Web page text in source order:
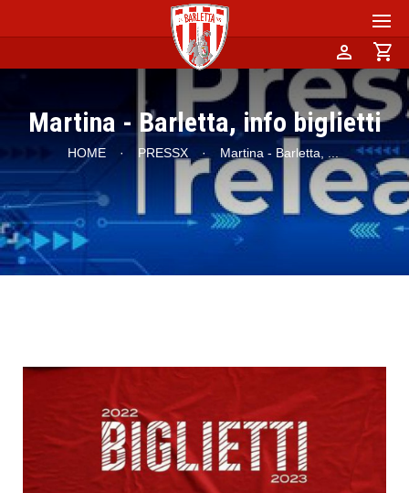
person shopping_cart
Martina - Barletta, info biglietti
HOME · PRESSX · Martina - Barletta, ...